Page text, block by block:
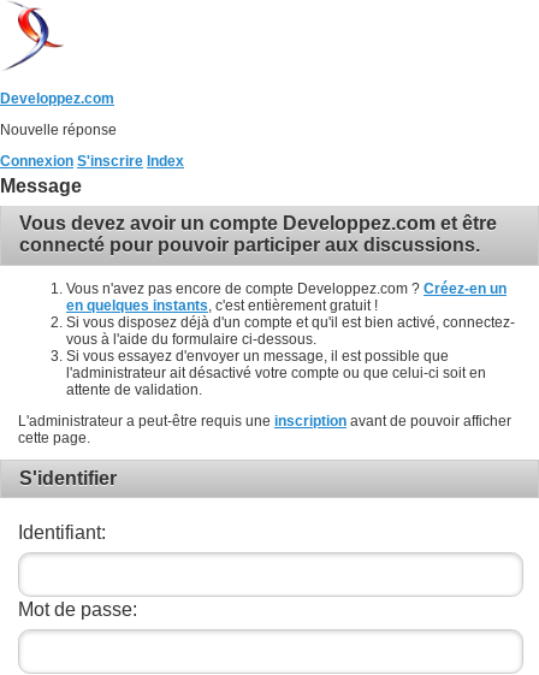
Developpez.com
Nouvelle réponse
Connexion S'inscrire Index
Message
Vous devez avoir un compte Developpez.com et être
connecté pour pouvoir participer aux discussions.
Vous n'avez pas encore de compte Developpez.com ? Créez-en un
en quelques instants , c'est entièrement gratuit !
Si vous disposez déjà d'un compte et qu'il est bien activé, connectez-
vous à l'aide du formulaire ci-dessous.
Si vous essayez d'envoyer un message, il est possible que
l'administrateur ait désactivé votre compte ou que celui-ci soit en
attente de validation.
L'administrateur a peut-être requis une inscription avant de pouvoir afficher
cette page.
S'identifier
Identifiant:
Mot de passe: